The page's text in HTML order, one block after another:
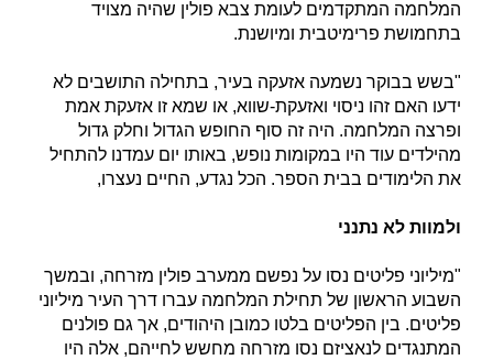
המלחמה המתקדמים לעומת צבא פולין שהיה מצויד
בתחמושת פרימיטבית ומיושנת.
"בשש בבוקר נשמעה אזעקה בעיר, בתחילה התושבים לא
ידעו האם זהו ניסוי ואזעקת-שווא, או שמא זו אזעקת אמת
ופרצה המלחמה. היה זה סוף החופש הגדול וחלק גדול
מהילדים עוד היו במקומות נופש, באותו יום עמדנו להתחיל
את הלימודים בבית הספר. הכל נגדע, החיים נעצרו,
ולמוות לא נתנני
"מיליוני פליטים נסו על נפשם ממערב פולין מזרחה, ובמשך
השבוע הראשון של תחילת המלחמה עברו דרך העיר מיליוני
פליטים. בין הפליטים בלטו כמובן היהודים, אך גם פולנים
המתנגדים לנאציזם נסו מזרחה מחשש לחייהם, אלה היו